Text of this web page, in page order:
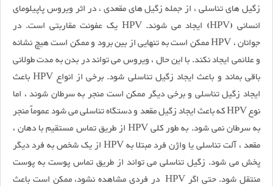
زگیل های تناسلی ، از جمله زگیل های مقعدی ، در اثر ویروس پاپیلومای
انسانی (HPV) ایجاد می شوند. HPV یک عفونت مقاربتی است. در
جوانان ، HPV ممکن است به تنهایی از بین برود و ممکن است هیچ نشانه
و علائمی ایجاد نکند. با این حال ، ویروس می تواند در بدن به مدت طولانی
باقی بماند و باعث ایجاد زگیل تناسلی شود. برخی از انواع HPV باعث
ایجاد زگیل تناسلی و برخی دیگر ممکن است منجر به سرطان شوند ، اما
نوع HPV که باعث ایجاد زگیل مقعد و دستگاه تناسلی می شود عموماً منجر
به سرطان نمی شود. به طور کلی HPV از طریق تماس مستقیم با دهان ،
مقعد ، آلت تناسلی یا واژن فرد مبتلا به HPV از یک شخص به فرد دیگر
پخش می شود. زگیل تناسلی می تواند از طریق تماس پوست به پوست
منتقل شود. حتی اگر HPV در فردی مشاهده نشود، ممکن است باعث